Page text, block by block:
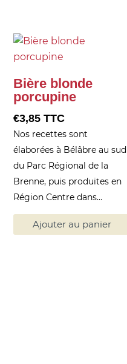
Bière blonde
porcupine
€3,85 TTC
Nos recettes sont
élaborées à Bélâbre au sud
du Parc Régional de la
Brenne, puis produites en
Région Centre dans…
Ajouter au panier